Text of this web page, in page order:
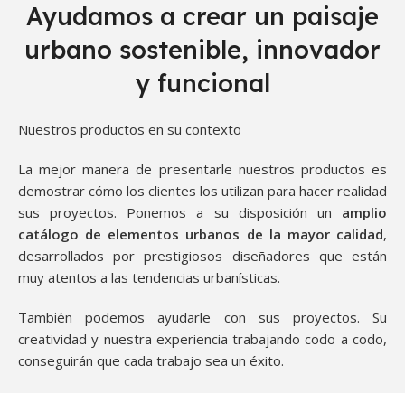
Ayudamos a crear un paisaje
urbano sostenible, innovador
y funcional
Nuestros productos en su contexto
La mejor manera de presentarle nuestros productos es
demostrar cómo los clientes los utilizan para hacer realidad
sus proyectos. Ponemos a su disposición un amplio
catálogo de elementos urbanos de la mayor calidad,
desarrollados por prestigiosos diseñadores que están
muy atentos a las tendencias urbanísticas.
También podemos ayudarle con sus proyectos. Su
creatividad y nuestra experiencia trabajando codo a codo,
conseguirán que cada trabajo sea un éxito.